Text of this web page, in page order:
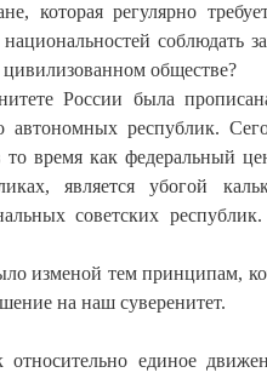
которая регулярно
национальностей
обществе?
России была
автономных республик.
время как федеральный
является убогой
советских
изменой тем принципам,
на наш суверенитет.
относительно единое